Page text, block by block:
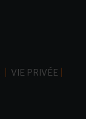
VIE PRIVÉE